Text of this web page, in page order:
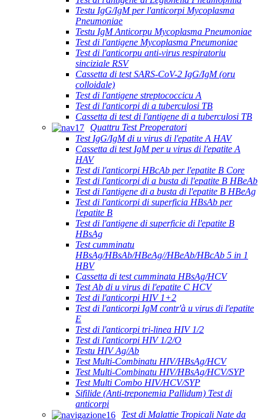
Testu IgG/IgM per l'anticorpi Mycoplasma
Pneumoniae
Testu IgM Anticorpu Mycoplasma Pneumoniae
Test di l'antigene Mycoplasma Pneumoniae
Test di l'anticorpu anti-virus respiratoriu
sinciziale RSV
Cassetta di test SARS-CoV-2 IgG/IgM (oru
colloidale)
Test di l'antigene streptococcicu A
Test di l'anticorpi di a tuberculosi TB
Cassetta di test di l'antigene di a tuberculosi TB
Quattru Test Preoperatori
Test IgG/IgM di u virus di l'epatite A HAV
Cassetta di test IgM per u virus di l'epatite A
HAV
Test di l'anticorpi HBcAb per l'epatite B Core
Test di l'anticorpi di a busta di l'epatite B HBeAb
Test di l'antigene di a busta di l'epatite B HBeAg
Test di l'anticorpi di superficia HBsAb per
l'epatite B
Test di l'antigene di superficie di l'epatite B
HBsAg
Test cumminatu
HBsAg/HBsAb/HBeAg//HBeAb/HBcAb 5 in 1
HBV
Cassetta di test cumminata HBsAg/HCV
Test Ab di u virus di l'epatite C HCV
Test di l'anticorpi HIV 1+2
Test di l'anticorpi IgM contr'à u virus di l'epatite
E
Test di l'anticorpi tri-linea HIV 1/2
Test di l'anticorpi HIV 1/2/O
Testu HIV Ag/Ab
Test Multi-Combinatu HIV/HBsAg/HCV
Test Multi-Combinatu HIV/HBsAg/HCV/SYP
Test Multi Combo HIV/HCV/SYP
Sifilide (Anti-treponemia Pallidum) Test di
anticorpi
Test di Malattie Tropicali Nate da